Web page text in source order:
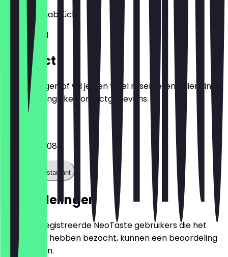
49074
Osnabrück
Neumarkt 1
Contact
Heb je vragen of wil je een tafel reserveren? Hier vind
je alle belangrijke contactgegevens.
054199894081
Bel het restaurant
Beoordelingen
Alleen geregistreerde NeoTaste gebruikers die het
restaurant hebben bezocht, kunnen een beoordeling
achterlaten.